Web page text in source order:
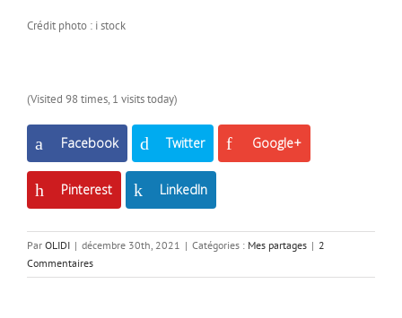
Crédit photo : i stock
(Visited 98 times, 1 visits today)
Facebook Twitter Google+
Pinterest LinkedIn
Par OLIDI | décembre 30th, 2021 | Catégories : Mes partages | 2
Commentaires